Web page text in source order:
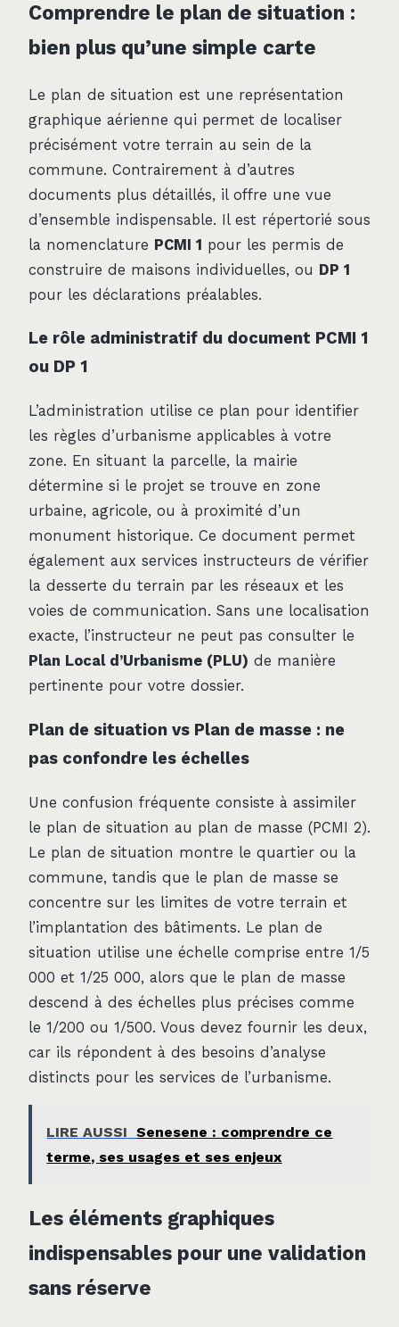
Comprendre le plan de situation :
bien plus qu’une simple carte
Le plan de situation est une représentation
graphique aérienne qui permet de localiser
précisément votre terrain au sein de la
commune. Contrairement à d’autres
documents plus détaillés, il offre une vue
d’ensemble indispensable. Il est répertorié sous
la nomenclature PCMI 1 pour les permis de
construire de maisons individuelles, ou DP 1
pour les déclarations préalables.
Le rôle administratif du document PCMI 1
ou DP 1
L’administration utilise ce plan pour identifier
les règles d’urbanisme applicables à votre
zone. En situant la parcelle, la mairie
détermine si le projet se trouve en zone
urbaine, agricole, ou à proximité d’un
monument historique. Ce document permet
également aux services instructeurs de vérifier
la desserte du terrain par les réseaux et les
voies de communication. Sans une localisation
exacte, l’instructeur ne peut pas consulter le
Plan Local d’Urbanisme (PLU) de manière
pertinente pour votre dossier.
Plan de situation vs Plan de masse : ne
pas confondre les échelles
Une confusion fréquente consiste à assimiler
le plan de situation au plan de masse (PCMI 2).
Le plan de situation montre le quartier ou la
commune, tandis que le plan de masse se
concentre sur les limites de votre terrain et
l’implantation des bâtiments. Le plan de
situation utilise une échelle comprise entre 1/5
000 et 1/25 000, alors que le plan de masse
descend à des échelles plus précises comme
le 1/200 ou 1/500. Vous devez fournir les deux,
car ils répondent à des besoins d’analyse
distincts pour les services de l’urbanisme.
LIRE AUSSI
Senesene : comprendre ce
terme, ses usages et ses enjeux
Les éléments graphiques
indispensables pour une validation
sans réserve